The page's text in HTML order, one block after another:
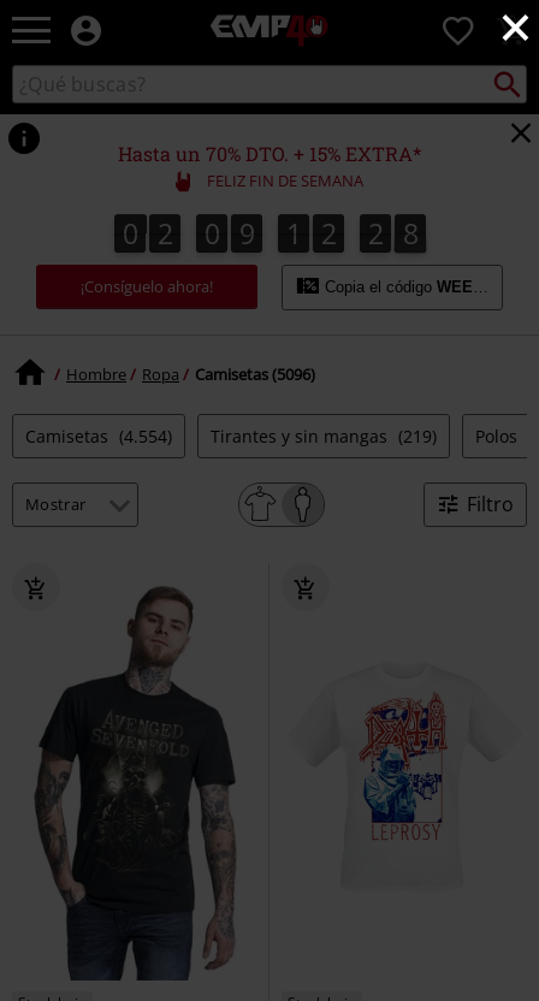
×
EMP
Música,
TV
&
Gaming
Merch
Ropa
Alternativa
0
Buscar
en
el
catálogo
Buscar
Hasta un 70% DTO. + 15% EXTRA*
FELIZ FIN DE SEMANA
0
0 2
2 0
0 9
9 1
1 2
2 2
3
2 6
7
6
8
7
¡Consíguelo ahora! Copia el código WEEKEND
Hombre Ropa Camisetas (5096)
Camisetas (4.554) Tirantes y sin mangas (219) Polos
Filtro